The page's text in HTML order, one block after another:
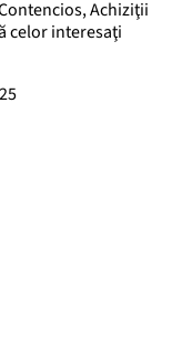
Achiziţii
celor interesaţi